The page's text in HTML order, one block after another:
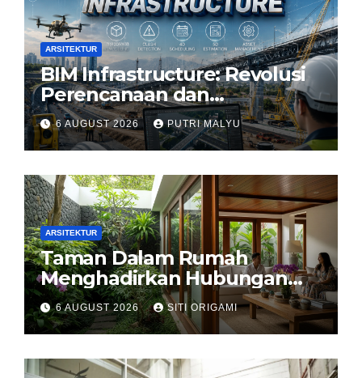
ARSITEKTUR
BIM Infrastructure: Revolusi
Perencanaan dan
Pengelolaan Infrastruktur
6 AUGUST 2026 PUTRI MALYU
ARSITEKTUR
Taman Dalam Rumah
Menghadirkan Hubungan
Harmonis antara Arsitektur
dan Alam
6 AUGUST 2026 SITI ORIGAMI